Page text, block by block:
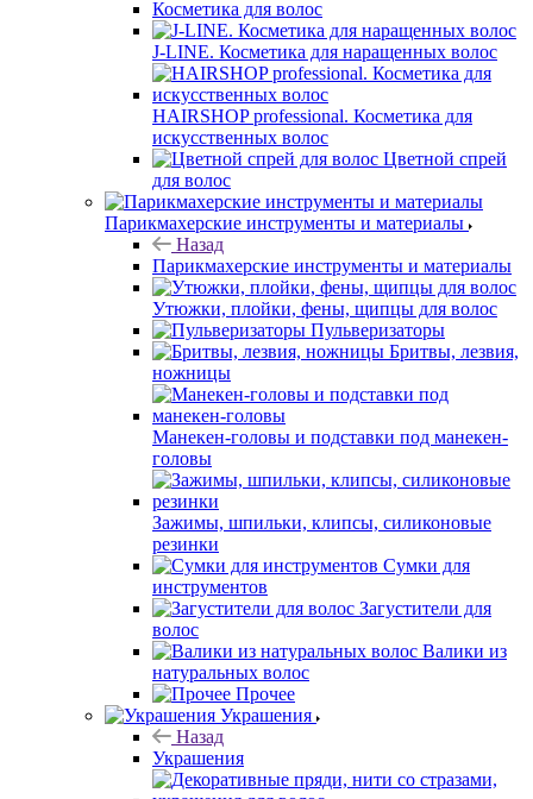
Косметика для волос
J-LINE. Косметика для наращенных волос
HAIRSHOP professional. Косметика для
искусственных волос
Цветной спрей
для волос
Парикмахерские инструменты и материалы
Назад
Парикмахерские инструменты и материалы
Утюжки, плойки, фены, щипцы для волос
Пульверизаторы
Бритвы, лезвия,
ножницы
Манекен-головы и подставки под манекен-
головы
Зажимы, шпильки, клипсы, силиконовые
резинки
Сумки для
инструментов
Загустители для
волос
Валики из
натуральных волос
Прочее
Украшения
Назад
Украшения